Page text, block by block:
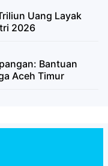
Uang Layak
2026
Bantuan
Aceh Timur